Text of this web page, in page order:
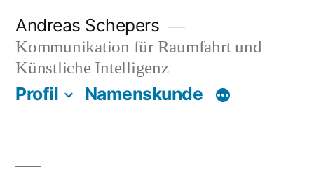
Inhalt
springen
Andreas Schepers
Kommunikation für Raumfahrt und
Künstliche Intelligenz
Profil Namenskunde